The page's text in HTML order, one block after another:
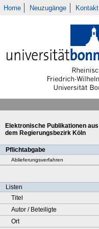
Home Neuzugänge Kontakt
Elektronische Publikationen aus
dem Regierungsbezirk Köln
Pflichtabgabe
Ablieferungsverfahren
Listen
Titel
Autor / Beteiligte
Ort